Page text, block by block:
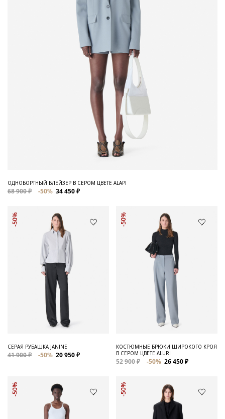
ОДНОБОРТНЫЙ БЛЕЙЗЕР В СЕРОМ ЦВЕТЕ ALAPI
68 900 ₽ -50% 34 450 ₽
-50%
СЕРАЯ РУБАШКА JANINE
41 900 ₽ -50% 20 950 ₽
-50%
КОСТЮМНЫЕ БРЮКИ ШИРОКОГО КРОЯ
В СЕРОМ ЦВЕТЕ ALURI
52 900 ₽ -50% 26 450 ₽
-50% -50%